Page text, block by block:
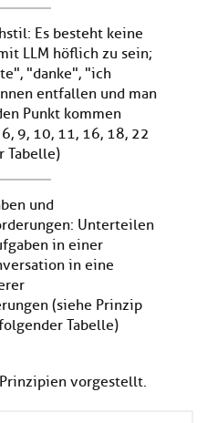
Es besteht keine
LLM höflich zu sein;
"danke", "ich
entfallen und man
Punkt kommen
9, 10, 11, 16, 18, 22
Tabelle)
und
Unterteilen
in einer
in eine
(siehe Prinzip
Tabelle)
vorgestellt.